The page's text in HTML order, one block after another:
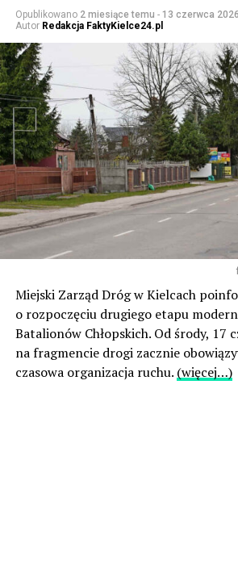
Opublikowano 2 miesiące temu - 13 czerwca 2026
Autor Redakcja FaktyKielce24.pl
Miejski Zarząd Dróg w Kielcach
o rozpoczęciu drugiego etapu
Batalionów Chłopskich. Od środy, 17
na fragmencie drogi zacznie
czasowa organizacja ruchu. (więcej…)